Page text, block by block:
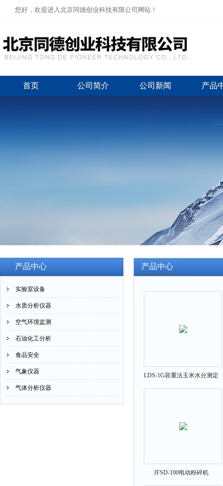
您好，欢迎进入北京同德创业科技有限公司网站！
首页 公司简介 公司新闻 产品
产品中心
实验室设备
水质分析仪器
空气环境监测
石油化工分析
食品安全
气象仪器
气体分析仪器
产品中心
LDS-1G容重法玉米水分测定
仪
JFSD-100电动粉碎机